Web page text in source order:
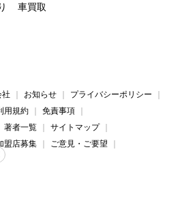
車買取
社 お知らせ
プライバシーポリシー
用規約
免責事項
著者一覧
サイトマップ
盟店募集
ご意見・ご要望